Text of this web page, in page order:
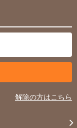
解除の方はこちら